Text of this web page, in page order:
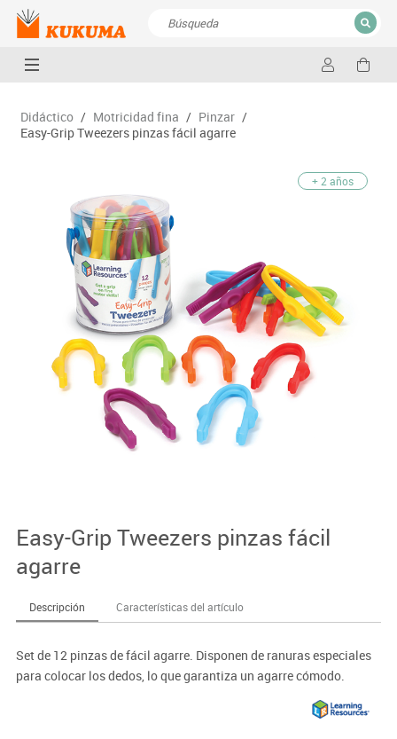
CERRAR
Didáctico / Motricidad fina / Pinzar /
Easy-Grip Tweezers pinzas fácil agarre
+ 2 años
Easy-Grip Tweezers pinzas fácil
agarre
Descripción Características del artículo
Set de 12 pinzas de fácil agarre. Disponen de ranuras especiales
para colocar los dedos, lo que garantiza un agarre cómodo.